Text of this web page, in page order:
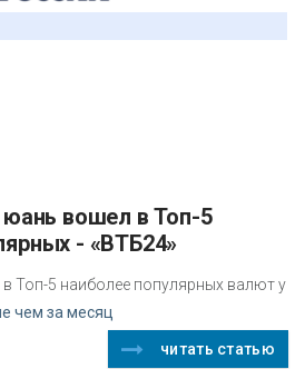
- «ВТБ24»
Топ-5 наиболее популярных валют у
чем за месяц
читать статью